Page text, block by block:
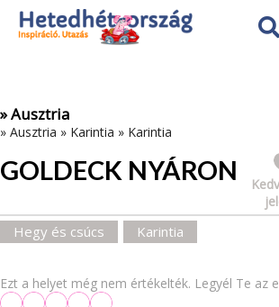
Az oldal sütiket (cookies) használ. További
Adatvédelmi tájékoztató
» Ausztria
» Ausztria » Karintia » Karintia
GOLDECK NYÁRON
Hegy és csúcs Karintia
Ezt a helyet még nem értékelték. Legyél Te az